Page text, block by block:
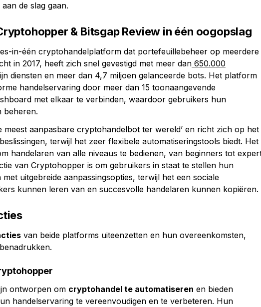
de slag gaan.
& Bitsgap Review in één oogopslag
in-één cryptohandelplatform dat portefeuillebeheer op meerdere
in 2017, heeft zich snel gevestigd met meer dan 650.000
diensten en meer dan 4,7 miljoen gelanceerde bots. Het platform
handelservaring door meer dan 15 toonaangevende
met elkaar te verbinden, waardoor gebruikers hun
beheren.
meest aanpasbare cryptohandelbot ter wereld’ en richt zich op het
terwijl het zeer flexibele automatiseringstools biedt. Het
handelaren van alle niveaus te bedienen, van beginners tot
van Cryptohopper is om gebruikers in staat te stellen hun
uitgebreide aanpassingsopties, terwijl het een sociale
kunnen leren van en succesvolle handelaren kunnen kopiëren.
van beide platforms uiteenzetten en hun overeenkomsten,
ontworpen om cryptohandel te automatiseren en bieden
handelservaring te vereenvoudigen en te verbeteren. Hun